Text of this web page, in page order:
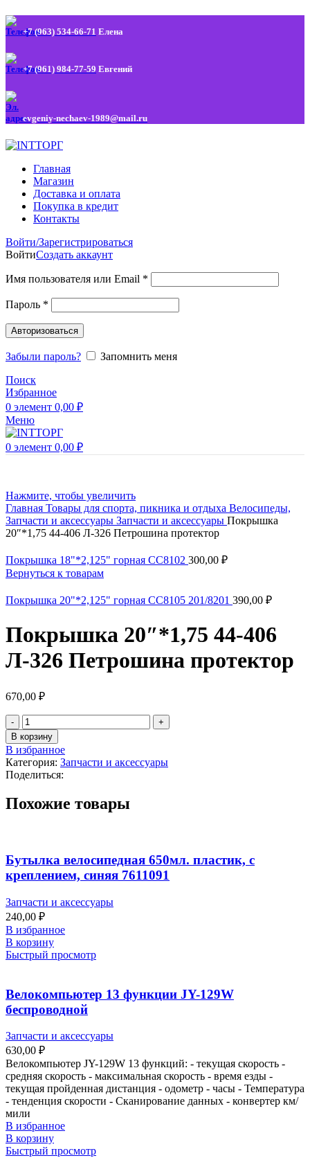
+7 (963) 534-66-71 Елена
+7 (961) 984-77-59 Евгений
evgeniy-nechaev-1989@mail.ru
Главная
Магазин
Доставка и оплата
Покупка в кредит
Контакты
Войти/Зарегистрироваться
ВойтиСоздать аккаунт
Имя пользователя или Email *
Пароль *
Авторизоваться
Забыли пароль?
Запомнить меня
Поиск
Избранное
0 элемент 0,00 ₽
Меню
0 элемент 0,00 ₽
Нажмите, чтобы увеличить
Главная Товары для спорта, пикника и отдыха Велосипеды,
Запчасти и аксессуары Запчасти и аксессуары Покрышка
20″*1,75 44-406 Л-326 Петрошина протектор
Покрышка 18"*2,125" горная СС8102 300,00 ₽
Вернуться к товарам
Покрышка 20"*2,125" горная СС8105 201/8201 390,00 ₽
Покрышка 20″*1,75 44-406
Л-326 Петрошина протектор
670,00 ₽
В корзину
В избранное
Категория: Запчасти и аксессуары
Поделиться:
Похожие товары
Бутылка велосипедная 650мл. пластик, с
креплением, синяя 7611091
Запчасти и аксессуары
240,00 ₽
В избранное
В корзину
Быстрый просмотр
Велокомпьютер 13 функции JY-129W
беспроводной
Запчасти и аксессуары
630,00 ₽
Велокомпьютер JY-129W 13 функций: - текущая скорость -
средняя скорость - максимальная скорость - время езды -
текущая пройденная дистанция - одометр - часы - Температура
- тенденция скорости - Сканирование данных - конвертер км/
мили
В избранное
В корзину
Быстрый просмотр